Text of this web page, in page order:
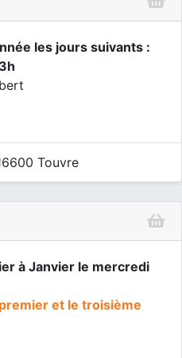
les jours suivants :
Touvre
à Janvier le mercredi
et le troisième